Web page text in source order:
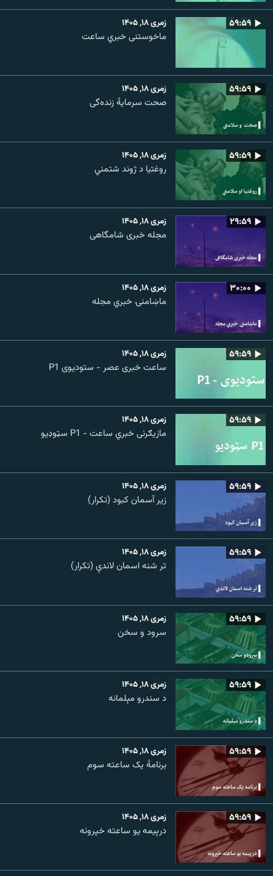
۵۹:۵۹ زمری ۱۸, ۱۴۰۵
ماخوستنی خبري ساعت
۵۹:۵۹ زمری ۱۸, ۱۴۰۵
صحت سرمایۀ زنده‌گی
۵۹:۵۹ زمری ۱۸, ۱۴۰۵
روغتیا د ژوند شتمني
۲۹:۵۹ زمری ۱۸, ۱۴۰۵
مجله خبری شامگاهی
۳۰:۰۰ زمری ۱۸, ۱۴۰۵
ماښامنۍ خبري مجله
۵۹:۵۹ زمری ۱۸, ۱۴۰۵
ساعت خبری عصر - ستودیوی P1
۵۹:۵۹ زمری ۱۸, ۱۴۰۵
مازیګرنی خبري ساعت - P1 سټوډیو
۵۹:۵۹ زمری ۱۸, ۱۴۰۵
زیر آسمان کبود (تکرار)
۵۹:۵۹ زمری ۱۸, ۱۴۰۵
تر شنه اسمان لاندې (تکرار)
۵۹:۵۹ زمری ۱۸, ۱۴۰۵
سرود و سخن
۵۹:۵۹ زمری ۱۸, ۱۴۰۵
د سندرو مېلمانه
۵۹:۵۹ زمری ۱۸, ۱۴۰۵
برنامۀ یک ساعته سوم
۵۹:۵۹ زمری ۱۸, ۱۴۰۵
درېیمه یو ساعته خپرونه